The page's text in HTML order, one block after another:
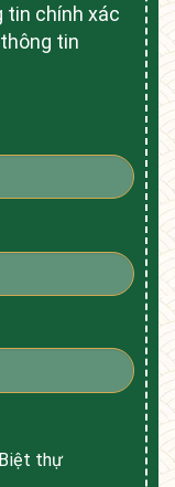
tin chính xác
tin
Biệt thự